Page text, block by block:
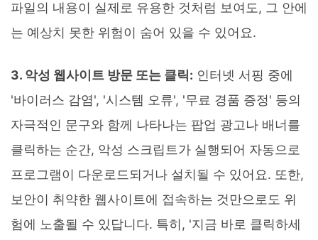
파일의 내용이 실제로 유용한 것처럼 보여도, 그 안에
는 예상치 못한 위험이 숨어 있을 수 있어요.
3. 악성 웹사이트 방문 또는 클릭: 인터넷 서핑 중에
'바이러스 감염', '시스템 오류', '무료 경품 증정' 등의
자극적인 문구와 함께 나타나는 팝업 광고나 배너를
클릭하는 순간, 악성 스크립트가 실행되어 자동으로
프로그램이 다운로드되거나 설치될 수 있어요. 또한,
보안이 취약한 웹사이트에 접속하는 것만으로도 위
험에 노출될 수 있답니다. 특히, '지금 바로 클릭하세